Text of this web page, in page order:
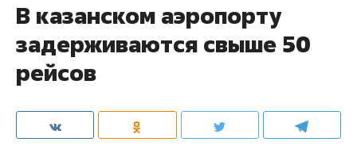
В казанском аэропорту
задерживаются свыше 50
рейсов